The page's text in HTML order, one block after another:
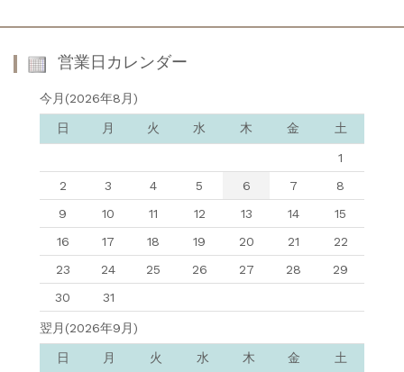
営業日カレンダー
今月(2026年8月)
日 月 火 水 木 金 土
1
2
3 4 5 6 7
8
9
10 11 12 13 14
15
16
17 18 19 20 21
22
23
24 25 26 27 28
29
30
31
翌月(2026年9月)
日 月 火 水 木 金 土